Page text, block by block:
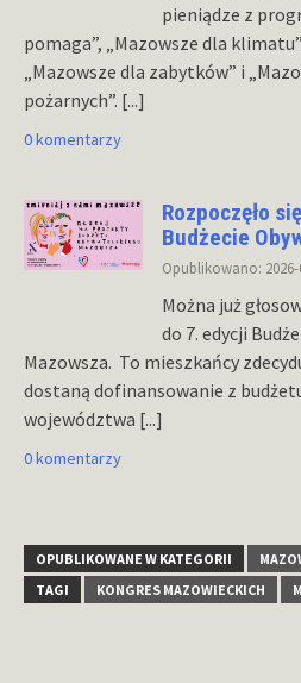
pieniądze z
pomaga”, „Mazowsze dla
„Mazowsze dla zabytków” i
pożarnych”. [...]
0 komentarzy
Rozpoczęło
Budżecie
Opublikowano: 2026-
Można już
do 7. edycji
Mazowsza. To mieszkańcy
dostaną dofinansowanie z
województwa [...]
0 komentarzy
OPUBLIKOWANE W KATEGORII
TAGI
KONGRES MAZOWIECKICH